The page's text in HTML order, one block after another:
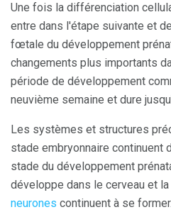
Une fois la différenciation
entre dans l'étape suivante et
fœtale du développement
changements plus importants
période de développement
neuvième semaine et dure
Les systèmes et structures
stade embryonnaire continuent
stade du développement
développe dans le cerveau et
neurones continuent à se